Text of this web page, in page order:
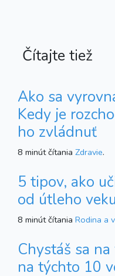
Čítajte tiež
Ako sa
Kedy je
ho zvládnuť
8 minút čítania Zdravie.
5 tipov, ako
od útleho veku
8 minút čítania Rodina a
Chystáš sa
na týchto 10